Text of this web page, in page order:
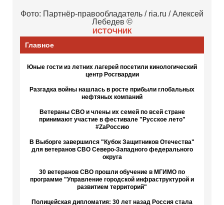
Фото: Партнёр-правообладатель / ria.ru / Алексей
Лебедев ©
ИСТОЧНИК
Главное
Юные гости из летних лагерей посетили кинологический
центр Росгвардии
Разгадка войны нашлась в росте прибыли глобальных
нефтяных компаний
Ветераны СВО и члены их семей по всей стране
принимают участие в фестивале "Русское лето"
#ZaРоссию
В Выборге завершился "Кубок Защитников Отечества"
для ветеранов СВО Северо-Западного федерального
округа
30 ветеранов СВО прошли обучение в МГИМО по
программе "Управление городской инфраструктурой и
развитием территорий"
Полицейская дипломатия: 30 лет назад Россия стала